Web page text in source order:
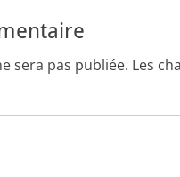
sera pas publiée. Les